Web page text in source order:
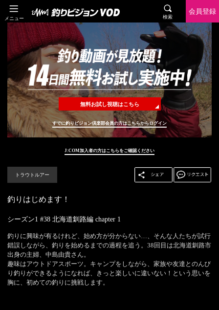
メニュー 検索
会員登録
無料お試し視聴はこちら
すでに釣りビジョン倶楽部会員の方はこちらからログイン
J:COM加入者の方はこちらをご確認ください
トラウトルアー
釣りはじめます！
シーズン1 #38 北海道釧路編 chapter 1
釣りに興味が有るけれど、始め方が分からない…、そんな人たちが試行
錯誤しながら、釣りを始めるまでの過程を追う。38回目は北海道釧路市
出身の主婦、中島由貴さん。
趣味はアウトドアスポーツ。キャンプをしながら、家族や友達とのんび
り釣りができるようになれば、きっと楽しいに違いない！という思いを